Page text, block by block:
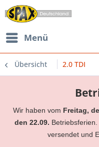
Menü
Übersicht 2.0 TDI
Wir haben vom Freitag,
den 22.09.
versendet und